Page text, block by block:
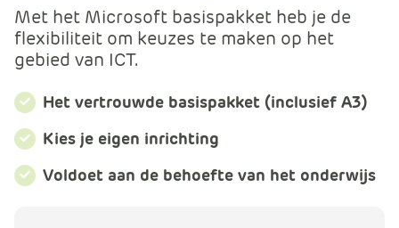
c
C
a
Met het Microsoft basispakket heb je de
flexibiliteit om keuzes te maken op het
gebied van ICT.
Het vertrouwde basispakket (inclusief A3)
Kies je eigen inrichting
Voldoet aan de behoefte van het onderwijs